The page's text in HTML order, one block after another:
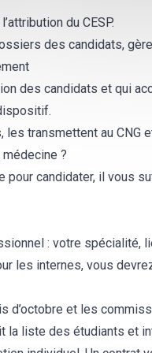
du CESP.
des candidats,
des candidats et qui
transmettent au CNG
médecine ?
candidater, il vous
: votre spécialité,
les internes, vous
d’octobre et les
la liste des étudiants et